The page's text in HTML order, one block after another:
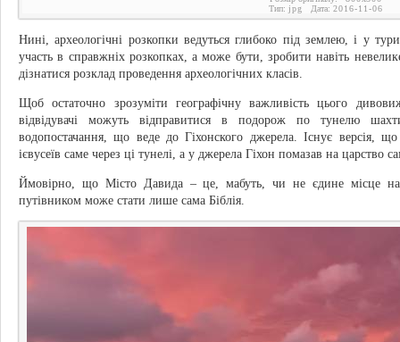
Тип: jpg Дата: 2016-11-06
Нині, археологічні розкопки ведуться глибоко під землею, і у
участь в справжніх розкопках, а може бути, зробити навіть
дізнатися розклад проведення археологічних класів.
Щоб остаточно зрозуміти географічну важливість цього
відвідувачі можуть відправитися в подорож по тунелю
водопостачання, що веде до Гіхонского джерела. Існує версія,
ієвусеїв саме через ці тунелі, а у джерела Гіхон помазав на
Ймовірно, що Місто Давида – це, мабуть, чи не єдине місце
путівником може стати лише сама Біблія.